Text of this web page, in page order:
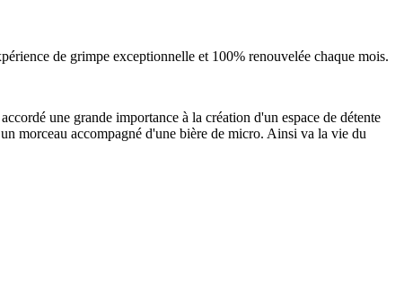
de grimpe exceptionnelle et 100% renouvelée chaque mois.
une grande importance à la création d'un espace de détente
morceau accompagné d'une bière de micro. Ainsi va la vie du